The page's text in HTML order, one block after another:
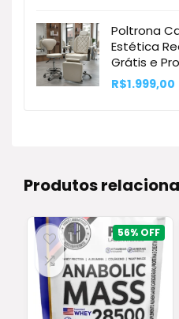
Poltrona
Estética
Grátis e
R$1.999,00
Produtos
56%